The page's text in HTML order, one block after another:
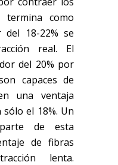
termina como
18-22% se
real. El
del 20% por
capaces de
una ventaja
el 18%. Un
de esta
de fibras
lenta.